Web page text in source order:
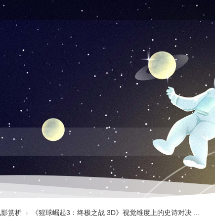
赏析 › 《猩球崛起3：终极之战 3D》视觉维度上的史诗对决 ...